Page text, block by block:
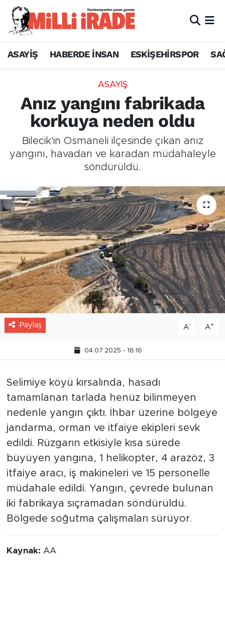
ASAYİŞ HABERDE İNSAN ESKİŞEHİRSPOR
ASAYİŞ
Anız yangını fabrikada
korkuya neden oldu
Bilecik'in Osmaneli ilçesinde çıkan anız
yangını, havadan ve karadan müdahaleyle
söndürüldü.
Paylaş A- A+
04.07.2025 - 18:16
Selimiye köyü kırsalında, hasadı
tamamlanan tarlada henüz bilinmeyen
nedenle yangın çıktı. İhbar üzerine bölgeye
jandarma, orman ve itfaiye ekipleri sevk
edildi. Rüzgarın etkisiyle kısa sürede
büyüyen yangına, 1 helikopter, 4 arazöz, 3
itfaiye aracı, iş makineleri ve 15 personelle
müdahale edildi. Yangın, çevrede bulunan
iki fabrikaya sıçramadan söndürüldü.
Bölgede soğutma çalışmaları sürüyor.
Kaynak: AA